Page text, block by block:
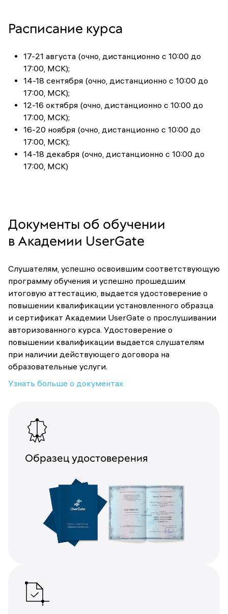
Расписание курса
17-21 августа (очно, дистанционно с 10:00 до
17:00, МСК);
14-18 сентября (очно, дистанционно с 10:00 до
17:00, МСК);
12-16 октября (очно, дистанционно с 10:00 до
17:00, МСК);
16-20 ноября (очно, дистанционно с 10:00 до
17:00, МСК);
14-18 декабря (очно, дистанционно с 10:00 до
17:00, МСК)
Документы об обучении
в Академии UserGate
Слушателям, успешно освоившим соответствующую
программу обучения и успешно прошедшим
итоговую аттестацию, выдается удостоверение о
повышении квалификации установленного образца
и сертификат Академии UserGate о прослушивании
авторизованного курса. Удостоверение о
повышении квалификации выдается слушателям
при наличии действующего договора на
образовательные услуги.
Узнать больше о документах
Образец удостоверения